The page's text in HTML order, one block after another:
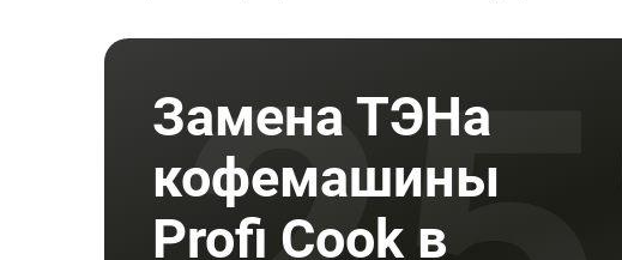
Замена ТЭНа
кофемашины
Profi Cook в